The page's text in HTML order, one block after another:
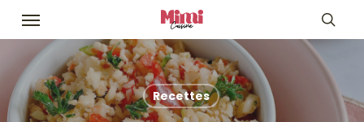
Skip
main
content
Menu
Recettes